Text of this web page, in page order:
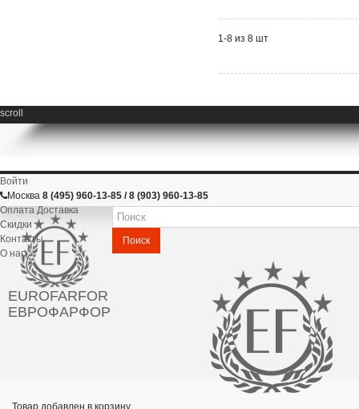
1-8 из 8 шт
scroll
Войти
Москва 8 (495) 960-13-85 / 8 (903) 960-13-85
Оплата Доставка
Скидки
Контакты
О нас
EUROFARFOR
ЕВРОФАРФОР
Поиск
Товар добавлен в корзину